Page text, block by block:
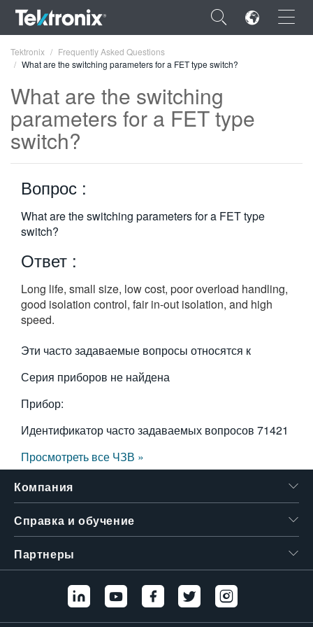
×
ENGLISH
FRANÇAIS
DEUTSCH
VIỆT NAM
한국어
繁體中文
Tektronix
Frequently Asked Questions
What are the switching parameters for a FET type switch?
What are the switching
parameters for a FET type
switch?
Вопрос :
What are the switching parameters for a FET type
switch?
Ответ :
Long life, small size, low cost, poor overload handling,
good isolation control, fair in-out isolation, and high
speed.
Эти часто задаваемые вопросы относятся к
Серия приборов не найдена
Прибор:
Идентификатор часто задаваемых вопросов 71421
Просмотреть все ЧЗВ »
Компания
Справка и обучение
Партнеры